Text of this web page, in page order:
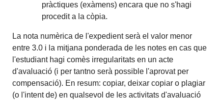
pràctiques (exàmens) encara que no s'hagi
procedit a la còpia.
La nota numèrica de l'expedient serà el valor menor
entre 3.0 i la mitjana ponderada de les notes en cas que
l'estudiant hagi comès irregularitats en un acte
d'avaluació (i per tantno serà possible l'aprovat per
compensació). En resum: copiar, deixar copiar o plagiar
(o l'intent de) en qualsevol de les activitats d'avaluació